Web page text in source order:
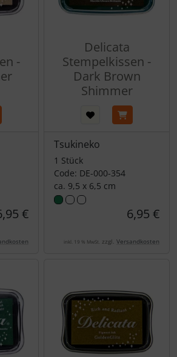
-
€
Delicata
Stempelkissen -
Dark Brown
Shimmer
Tsukineko
1 Stück
Code: DE-000-354
ca. 9,5 x 6,5 cm
6,95 €
inkl. 19 % MwSt. zzgl. Versandkosten